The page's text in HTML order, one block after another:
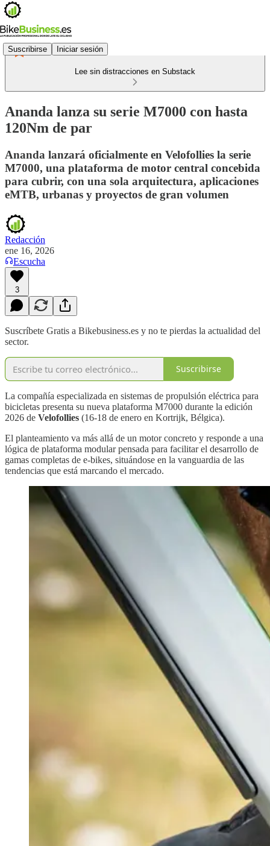
Suscribirse Iniciar sesión
Lee sin distracciones en Substack
Ananda lanza su serie M7000 con hasta
120Nm de par
Ananda lanzará oficialmente en Velofollies la serie
M7000, una plataforma de motor central concebida
para cubrir, con una sola arquitectura, aplicaciones
eMTB, urbanas y proyectos de gran volumen
Redacción
ene 16, 2026
Escucha
3
Suscríbete Gratis a Bikebusiness.es y no te pierdas la actualidad del
sector.
Suscribirse
La compañía especializada en sistemas de propulsión eléctrica para
bicicletas presenta su nueva plataforma M7000 durante la edición
2026 de Velofollies (16-18 de enero en Kortrijk, Bélgica).
El planteamiento va más allá de un motor concreto y responde a una
lógica de plataforma modular pensada para facilitar el desarrollo de
gamas completas de e-bikes, situándose en la vanguardia de las
tendencias que está marcando el mercado.